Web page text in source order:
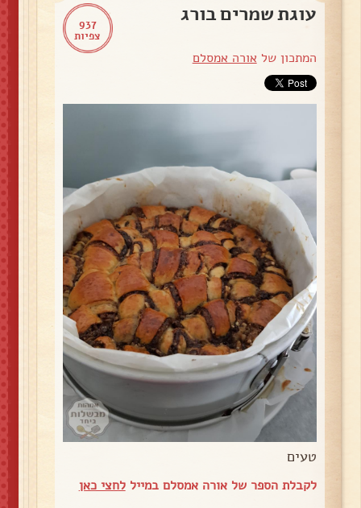
937
צפיות
עוגת שמרים בורג
המתכון של אורה אמסלם
טעים
לקבלת הספר של אורה אמסלם במייללחצי כאן